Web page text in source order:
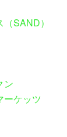
SAND）
ン
ーケッツ